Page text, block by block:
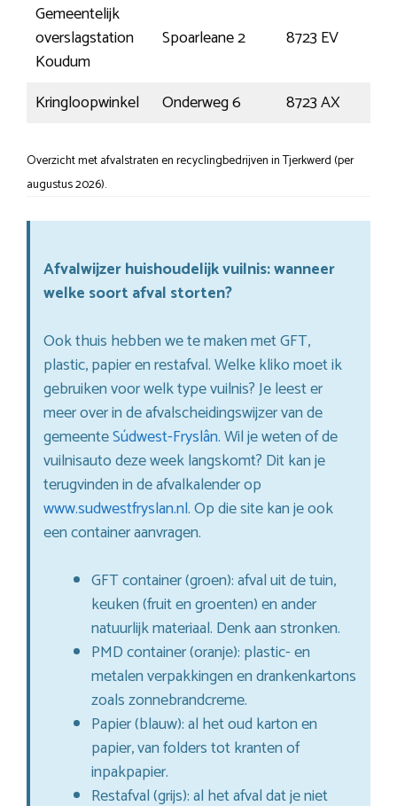
Gemeentelijk
overslagstation
Koudum
Spoarleane 2 8723 EV
Kringloopwinkel Onderweg 6 8723 AX
Overzicht met afvalstraten en recyclingbedrijven in Tjerkwerd (per
augustus 2026).
Afvalwijzer huishoudelijk vuilnis: wanneer
welke soort afval storten?
Ook thuis hebben we te maken met GFT,
plastic, papier en restafval. Welke kliko moet ik
gebruiken voor welk type vuilnis? Je leest er
meer over in de afvalscheidingswijzer van de
gemeenteSúdwest-Fryslân. Wil je weten of de
vuilnisauto deze week langskomt? Dit kan je
terugvinden in de afvalkalender op
www.sudwestfryslan.nl. Op die site kan je ook
een container aanvragen.
GFT container (groen): afval uit de tuin,
keuken (fruit en groenten) en ander
natuurlijk materiaal. Denk aan stronken.
PMD container (oranje): plastic- en
metalen verpakkingen en drankenkartons
zoals zonnebrandcreme.
Papier (blauw): al het oud karton en
papier, van folders tot kranten of
inpakpapier.
Restafval (grijs): al het afval dat je niet